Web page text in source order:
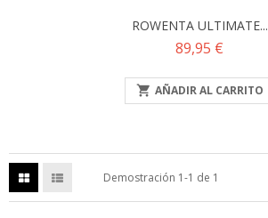
ROWENTA ULTIMATE...
Precio
89,95 €
 AÑADIR AL CARRITO
Demostración 1-1 de 1